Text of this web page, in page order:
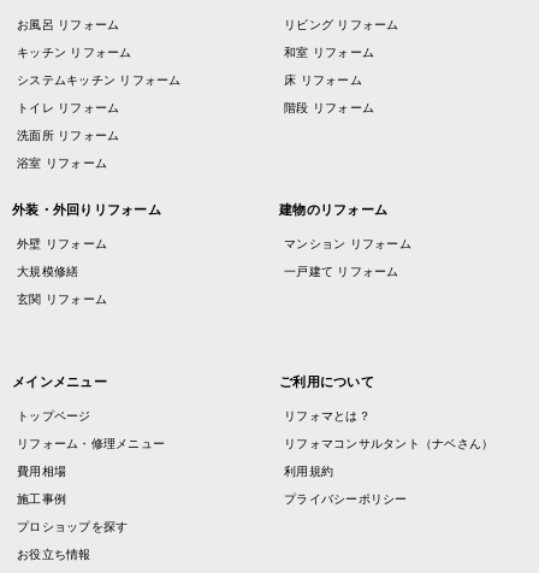
お風呂 リフォーム
キッチン リフォーム
システムキッチン リフォーム
トイレ リフォーム
洗面所 リフォーム
浴室 リフォーム
リビング リフォーム
和室 リフォーム
床 リフォーム
階段 リフォーム
外装・外回りリフォーム
外壁 リフォーム
大規模修繕
玄関 リフォーム
建物のリフォーム
マンション リフォーム
一戸建て リフォーム
メインメニュー
トップページ
リフォーム・修理メニュー
費用相場
施工事例
プロショップを探す
お役立ち情報
ご利用について
リフォマとは？
リフォマコンサルタント（ナベさん）
利用規約
プライバシーポリシー